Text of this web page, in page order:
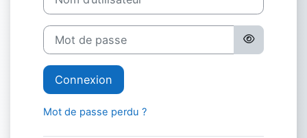
Mot de passe
Connexion
Mot de passe perdu ?